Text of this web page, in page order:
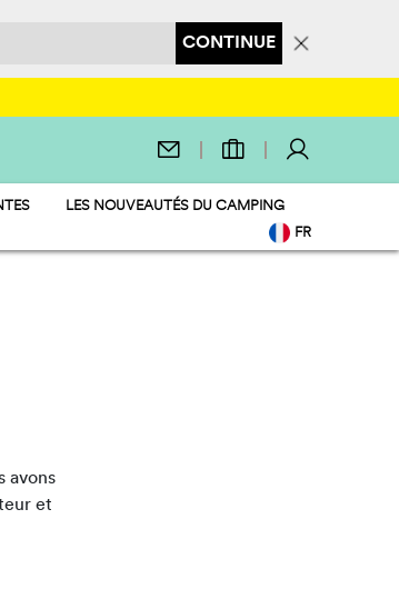
CONTINUE
LES NOUVEAUTÉS DU CAMPING
FR
avons
et